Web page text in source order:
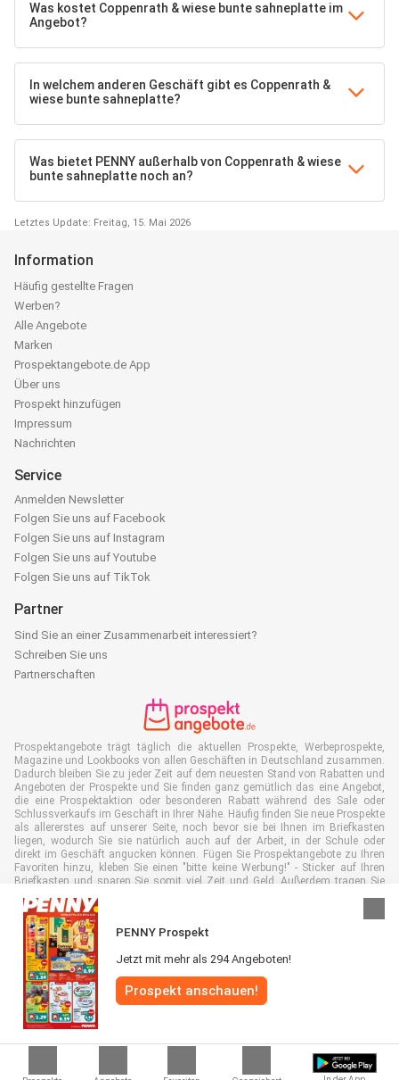
Was kostet Coppenrath & wiese bunte sahneplatte im
Angebot?
In welchem anderen Geschäft gibt es Coppenrath &
wiese bunte sahneplatte?
Was bietet PENNY außerhalb von Coppenrath & wiese
bunte sahneplatte noch an?
Letztes Update: Freitag, 15. Mai 2026
PENNY Prospekt
Jetzt mit mehr als 294 Angeboten!
Prospekt anschauen!
Information
Häufig gestellte Fragen
Werben?
Alle Angebote
Marken
Prospektangebote.de App
Über uns
Prospekt hinzufügen
Impressum
Nachrichten
Service
Anmelden Newsletter
Folgen Sie uns auf Facebook
Folgen Sie uns auf Instagram
Folgen Sie uns auf Youtube
Folgen Sie uns auf TikTok
Partner
Sind Sie an einer Zusammenarbeit interessiert?
Schreiben Sie uns
Partnerschaften
Prospektangebote trägt täglich die aktuellen Prospekte, Werbeprospekte,
Magazine und Lookbooks von allen Geschäften in Deutschland zusammen.
Dadurch bleiben Sie zu jeder Zeit auf dem neuesten Stand von Rabatten und
Angeboten der Prospekte und Sie finden ganz gemütlich das eine Angebot,
die eine Prospektaktion oder besonderen Rabatt während des Sale oder
Schlussverkaufs im Geschäft in Ihrer Nähe. Häufig finden Sie neue Prospekte
als allererstes auf unserer Seite, noch bevor sie bei Ihnen im Briefkasten
liegen, wodurch Sie sie natürlich auch auf der Arbeit, in der Schule oder
direkt im Geschäft angucken können. Fügen Sie Prospektangebote zu Ihren
Favoriten hinzu, kleben Sie einen "bitte keine Werbung!" - Sticker auf Ihren
Briefkasten und sparen Sie somit viel Zeit und Geld. Außerdem tragen Sie
ist.
Alle Rechte vorbehalten © Prospektangebote.de 2026 |
|Allgemeine Geschäftsbedingungen